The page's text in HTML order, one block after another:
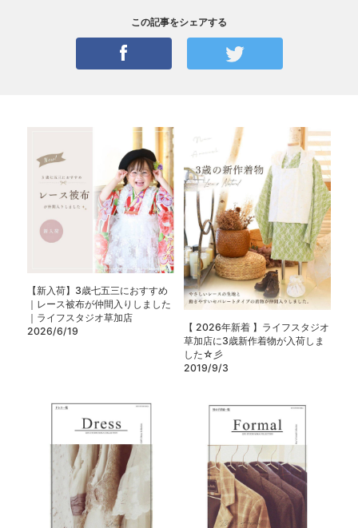
この記事をシェアする
【新入荷】3歳七五三におすすめ
｜レース被布が仲間入りしました
｜ライフスタジオ草加店
2026/6/19
【 2026年新着 】ライフスタジオ
草加店に3歳新作着物が入荷しま
した☆彡
2019/9/3